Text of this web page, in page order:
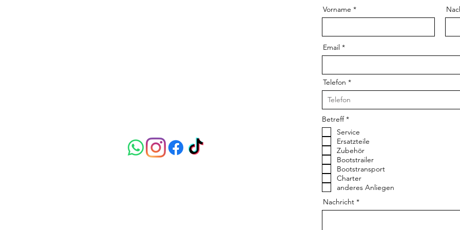
Vorname
Email
Telefon
Betreff *P
l
i
h
t
f
e
l
d
Service
Ersatzteile
Zubehör
Bootstrailer
Bootstransport
Charter
anderes Anliegen
Nachricht